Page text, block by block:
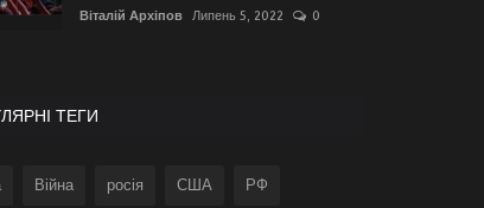
Віталій Архіпов Липень 5, 2022 0
ТЕГИ
Війна росія США РФ